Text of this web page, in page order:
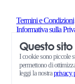
Termini e Condizioni
Informativa sulla
Amministrazione
Consensi cookie
Questo
I cookie sono piccole
permettono di
leggi la nostraprivacy